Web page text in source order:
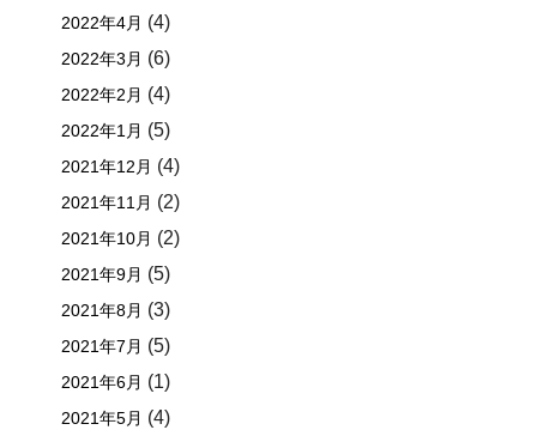
2022年4月 (4)
2022年3月 (6)
2022年2月 (4)
2022年1月 (5)
2021年12月 (4)
2021年11月 (2)
2021年10月 (2)
2021年9月 (5)
2021年8月 (3)
2021年7月 (5)
2021年6月 (1)
2021年5月 (4)